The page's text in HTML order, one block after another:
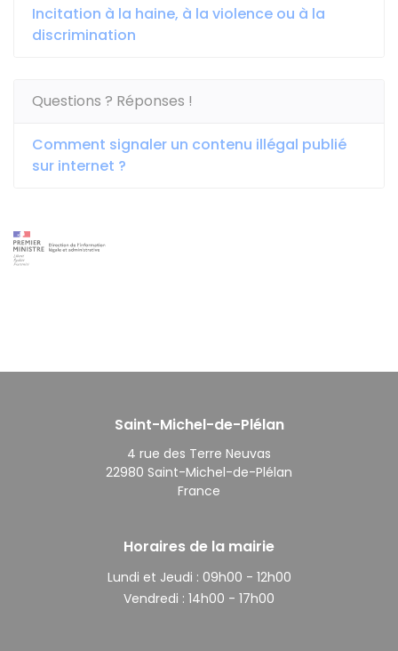
Incitation à la haine, à la violence ou à la
discrimination
Questions ? Réponses !
Comment signaler un contenu illégal publié
sur internet ?
Saint-Michel-de-Plélan
4 rue des Terre Neuvas
22980 Saint-Michel-de-Plélan
France
Horaires de la mairie
Lundi et Jeudi : 09h00 - 12h00
Vendredi : 14h00 - 17h00